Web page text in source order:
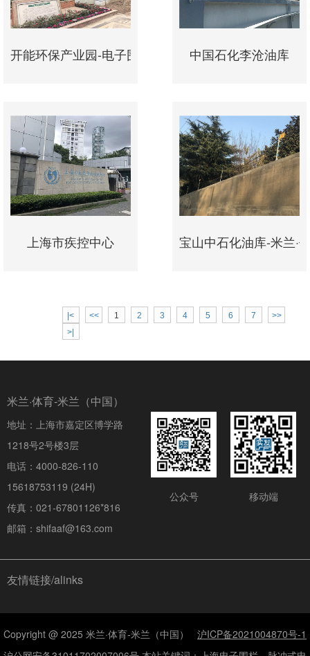
开能环保产业园-电子围栏项目 中国石化李沧油库
上海市疾控中心 宝山中石化油库-米兰·
|< << 1 2 3 4 5 6 7
>>
>|
米兰·体育-米兰（中国）
地址：上海市嘉定区博学路
1218号2号楼3层
电话：4000-826-110
15618753119 (24H)
传真：021-67801126*816
邮箱：shifaaf@163.com
公众号 移动端
友情链接/alinks
Copyright @ 2025 米兰·体育-米兰（中国） 沪ICP备2021004870号-1